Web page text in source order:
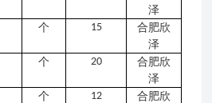
泽
个 15
合肥欣
泽
个 20
合肥欣
泽
个 12
合肥欣